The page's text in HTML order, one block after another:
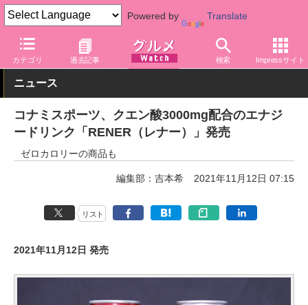
Powered by Translate
カテゴリ 過去記事 検索 Impressサイト
グルメ Watch 飲料 エナジードリンク
ニュース
コナミスポーツ、クエン酸3000mg配合のエナジ
ードリンク「RENER（レナー）」発売
ゼロカロリーの商品も
編集部：吉本希 2021年11月12日 07:15
リスト
2021年11月12日 発売